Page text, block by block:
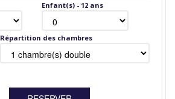
Enfant(s) - 12 ans
Répartition des chambres